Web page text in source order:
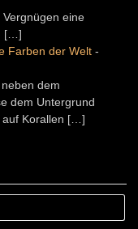
eine
[…]
Farben der Welt -
dem
dem Untergrund
auf Korallen […]